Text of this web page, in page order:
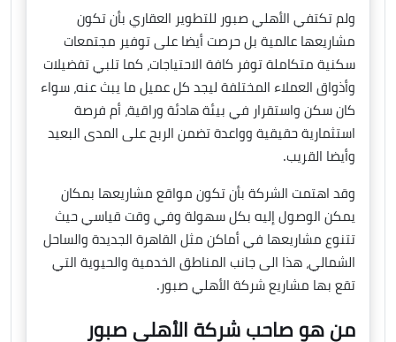
ولم تكتفي الأهلي صبور للتطوير العقاري بأن تكون
مشاريعها عالمية بل حرصت أيضا على توفير مجتمعات
سكنية متكاملة توفر كافة الاحتياجات، كما تلبي تفضيلات
وأذواق العملاء المختلفة ليجد كل عميل ما يبث عنه، سواء
كان سكن واستقرار في بيئة هادئة وراقية، أم فرصة
استثمارية حقيقية وواعدة تضمن الربح على المدى البعيد
وأيضا القريب.
وقد اهتمت الشركة بأن تكون مواقع مشاريعها بمكان
يمكن الوصول إليه بكل سهولة وفي وقت قياسي حيث
تتنوع مشاريعها في أماكن مثل القاهرة الجديدة والساحل
الشمالي، هذا الى جانب المناطق الخدمية والحيوية التي
تقع بها مشاريع شركة الأهلي صبور.
من هو صاحب شركة الأهلي صبور